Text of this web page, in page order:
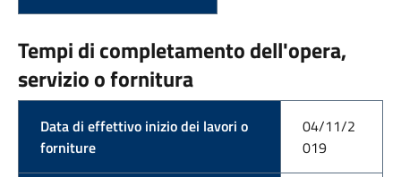
Tempi di completamento dell'opera,
servizio o fornitura
Data di effettivo inizio dei lavori o
forniture
04/11/2
019